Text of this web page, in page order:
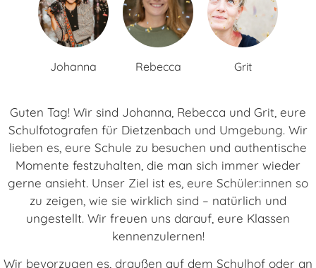
Johanna Rebecca Grit
Guten Tag! Wir sind Johanna, Rebecca und Grit, eure
Schulfotografen für Dietzenbach und Umgebung. Wir
lieben es, eure Schule zu besuchen und authentische
Momente festzuhalten, die man sich immer wieder
gerne ansieht. Unser Ziel ist es, eure Schüler:innen so
zu zeigen, wie sie wirklich sind – natürlich und
ungestellt. Wir freuen uns darauf, eure Klassen
kennenzulernen!
Wir bevorzugen es, draußen auf dem Schulhof oder an